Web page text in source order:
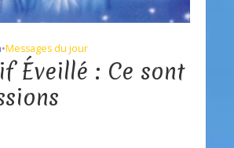
•Messages du jour
Éveillé : Ce sont